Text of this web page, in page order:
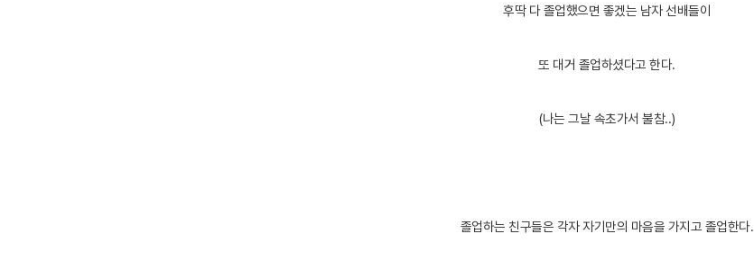
후딱 다 졸업했으면 좋겠는 남자 선배들이
또 대거 졸업하셨다고 한다.
(나는 그날 속초가서 불참..)
졸업하는 친구들은 각자 자기만의 마음을 가지고 졸업한다.